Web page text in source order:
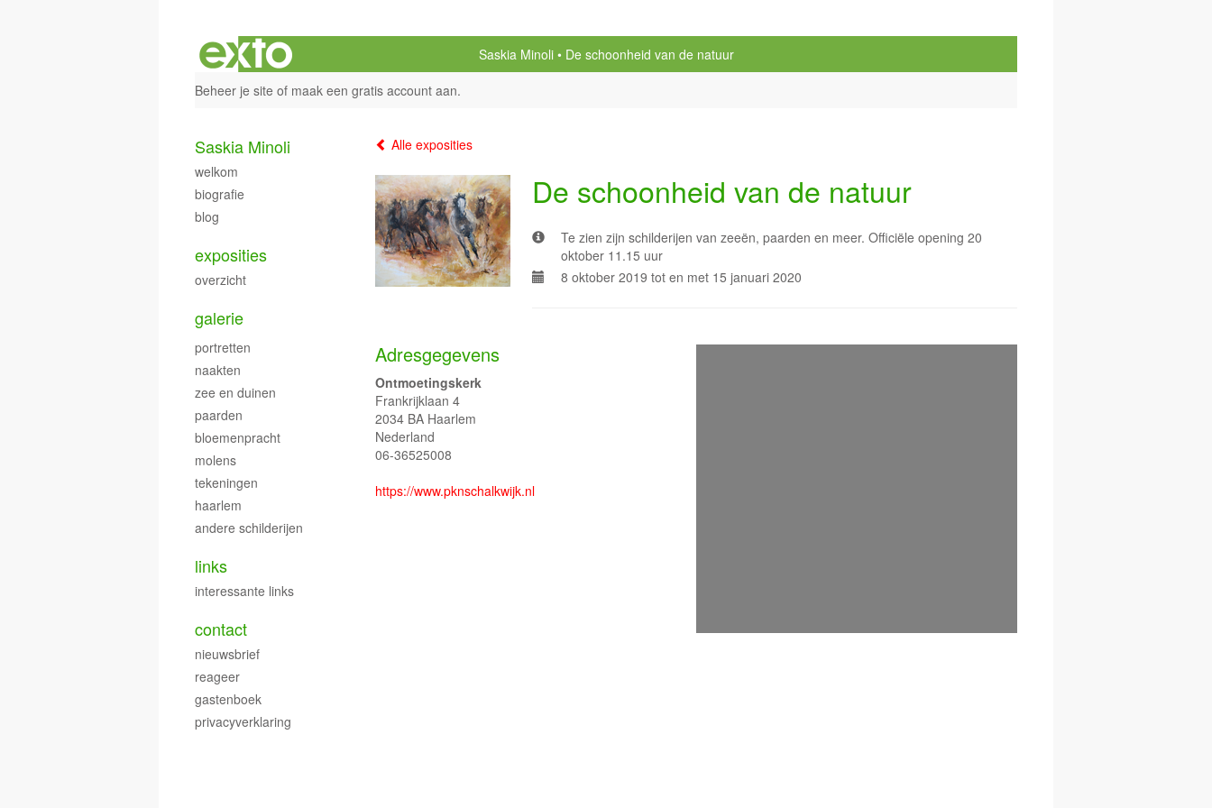
Saskia Minoli
De schoonheid van de natuur
Beheer je site of maak een gratis account aan.
Alle exposities
De schoonheid van de natuur
Te zien zijn schilderijen van zeeën, paarden en meer. Officiële opening 20
oktober 11.15 uur
8 oktober 2019 tot en met 15 januari 2020
Adresgegevens
Ontmoetingskerk
Frankrijklaan 4
2034 BA Haarlem
Nederland
06-36525008
https://www.pknschalkwijk.nl
Saskia Minoli
welkom
biografie
blog
exposities
overzicht
galerie
portretten
naakten
zee en duinen
paarden
bloemenpracht
molens
tekeningen
haarlem
andere schilderijen
links
interessante links
contact
nieuwsbrief
reageer
gastenboek
privacyverklaring